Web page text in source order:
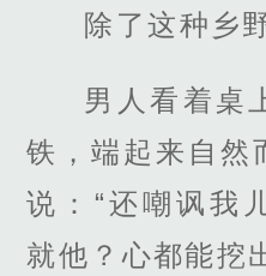
除了这种乡
男人看着桌
铁，端起来自然
说：“还嘲讽我
就他？心都能挖